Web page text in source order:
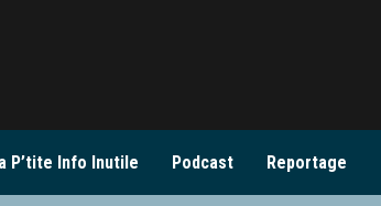
P’tite Info Inutile Podcast Reportage